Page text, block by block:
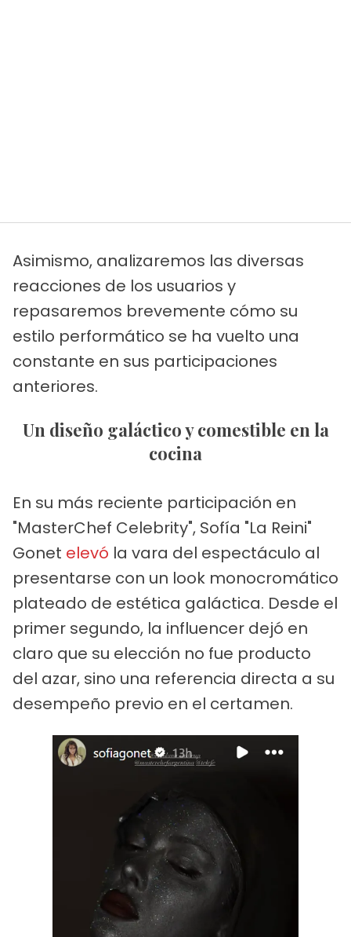
Asimismo, analizaremos las diversas
reacciones de los usuarios y
repasaremos brevemente cómo su
estilo performático se ha vuelto una
constante en sus participaciones
anteriores.
Un diseño galáctico y comestible en la
cocina
En su más reciente participación en
"MasterChef Celebrity", Sofía "La Reini"
Gonet elevó la vara del espectáculo al
presentarse con un look monocromático
plateado de estética galáctica. Desde el
primer segundo, la influencer dejó en
claro que su elección no fue producto
del azar, sino una referencia directa a su
desempeño previo en el certamen.